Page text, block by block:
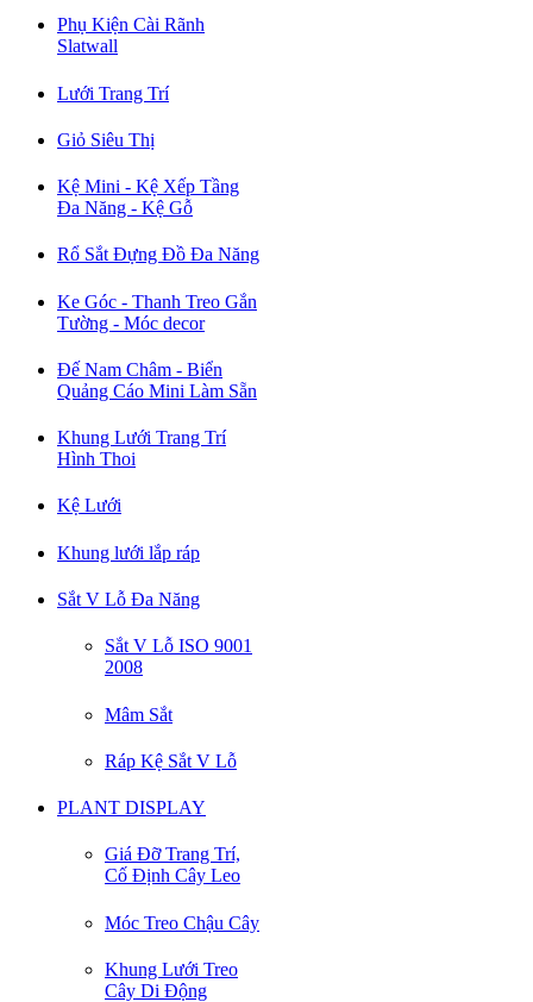
Phụ Kiện Cài Rãnh
Slatwall
Lưới Trang Trí
Giỏ Siêu Thị
Kệ Mini - Kệ Xếp Tầng
Đa Năng - Kệ Gỗ
Rổ Sắt Đựng Đồ Đa Năng
Ke Góc - Thanh Treo Gắn
Tường - Móc decor
Đế Nam Châm - Biển
Quảng Cáo Mini Làm Sẵn
Khung Lưới Trang Trí
Hình Thoi
Kệ Lưới
Khung lưới lắp ráp
Sắt V Lỗ Đa Năng
Sắt V Lỗ ISO 9001
2008
Mâm Sắt
Ráp Kệ Sắt V Lỗ
PLANT DISPLAY
Giá Đỡ Trang Trí,
Cố Định Cây Leo
Móc Treo Chậu Cây
Khung Lưới Treo
Cây Di Động